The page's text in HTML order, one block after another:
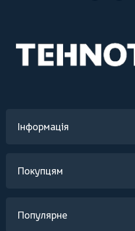
Інформація
Покупцям
Популярне